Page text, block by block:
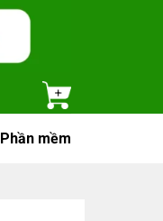
Phần mềm